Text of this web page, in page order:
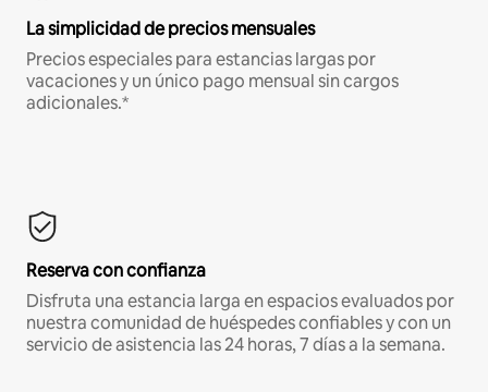
La simplicidad de precios mensuales
Precios especiales para estancias largas por
vacaciones y un único pago mensual sin cargos
adicionales.*
Reserva con confianza
Disfruta una estancia larga en espacios evaluados por
nuestra comunidad de huéspedes confiables y con un
servicio de asistencia las 24 horas, 7 días a la semana.